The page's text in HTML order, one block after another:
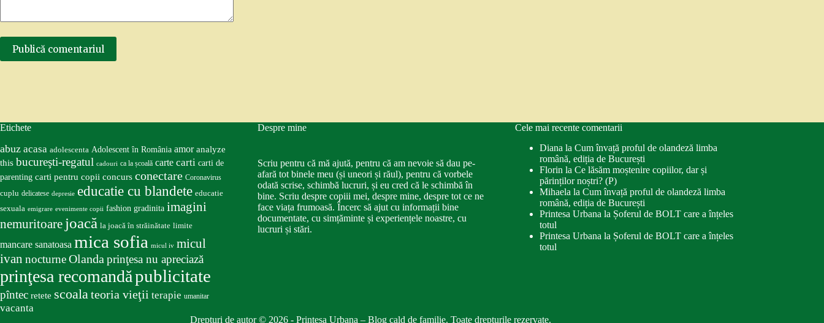
Publică comentariul
Etichete
abuz acasa adolescenta Adolescent în România amor analyze
this bucureşti-regatul cadouri ca la școală carte carti carti de
parenting carti pentru copii concurs conectare Coronavirus
cuplu delicatese depresie educatie cu blandete educatie
sexuala emigrare evenimente copii fashion gradinita imagini
nemuritoare joacă la joacă în străinătate limite
mancare sanatoasa mica sofia micul iv micul
ivan nocturneOlanda prinţesa nu apreciază
prinţesa recomandăpublicitate
pîntec retete scoalateoria vieţii terapie umanitar
vacanta
Despre mine
Scriu pentru că mă ajută, pentru că am nevoie să dau pe-
afară tot binele meu (și uneori și răul), pentru că vorbele
odată scrise, schimbă lucruri, și eu cred că le schimbă în
bine. Scriu despre copiii mei, despre mine, despre tot ce ne
face viața frumoasă. Încerc să ajut cu informații bine
documentate, cu simțăminte și experiențele noastre, cu
lucruri și stări.
Cele mai recente comentarii
Diana la Cum învață proful de olandeză limba
română, ediția de București
Florin la Ce lăsăm moștenire copiilor, dar și
părinților noștri? (P)
Mihaela la Cum învață proful de olandeză limba
română, ediția de București
Printesa Urbana la Șoferul de BOLT care a înțeles
totul
Printesa Urbana la Șoferul de BOLT care a înțeles
totul
Drepturi de autor © 2026 - Printesa Urbana – Blog cald de familie. Toate drepturile rezervate.